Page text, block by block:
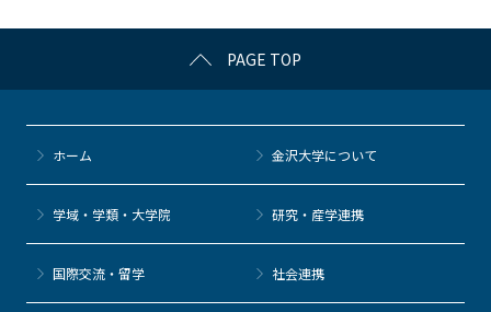
k
PAGE TOP
ホーム 金沢大学について
学域・学類・大学院 研究・産学連携
国際交流・留学 社会連携